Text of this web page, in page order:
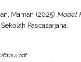
Maman (2025) Model
Pascasarjana.